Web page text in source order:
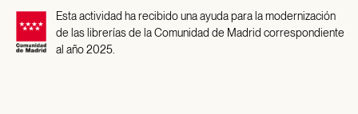
Esta actividad ha recibido una ayuda para la modernización
de las librerías de la Comunidad de Madrid correspondiente
al año 2025.